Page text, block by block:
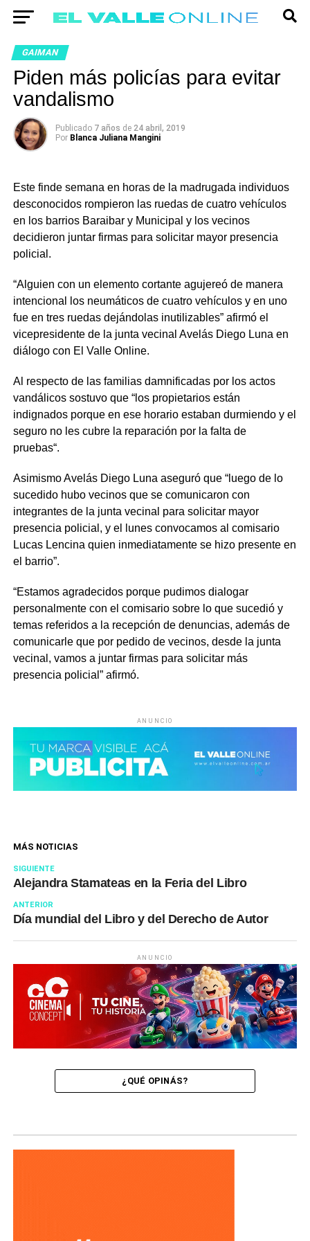
GAIMAN
Piden más policías para evitar
vandalismo
Publicado 7 años de 24 abril, 2019
Por Blanca Juliana Mangini
Este finde semana en horas de la madrugada individuos
desconocidos rompieron las ruedas de cuatro vehículos
en los barrios Baraibar y Municipal y los vecinos
decidieron juntar firmas para solicitar mayor presencia
policial.
“Alguien con un elemento cortante agujereó de manera
intencional los neumáticos de cuatro vehículos y en uno
fue en tres ruedas dejándolas inutilizables” afirmó el
vicepresidente de la junta vecinal Avelás Diego Luna en
diálogo con El Valle Online.
Al respecto de las familias damnificadas por los actos
vandálicos sostuvo que “los propietarios están
indignados porque en ese horario estaban durmiendo y el
seguro no les cubre la reparación por la falta de
pruebas“.
Asimismo Avelás Diego Luna aseguró que “luego de lo
sucedido hubo vecinos que se comunicaron con
integrantes de la junta vecinal para solicitar mayor
presencia policial, y el lunes convocamos al comisario
Lucas Lencina quien inmediatamente se hizo presente en
el barrio”.
“Estamos agradecidos porque pudimos dialogar
personalmente con el comisario sobre lo que sucedió y
temas referidos a la recepción de denuncias, además de
comunicarle que por pedido de vecinos, desde la junta
vecinal, vamos a juntar firmas para solicitar más
presencia policial” afirmó.
ANUNCIO
MÁS NOTICIAS
SIGUIENTE
Alejandra Stamateas en la Feria del Libro
ANTERIOR
Día mundial del Libro y del Derecho de Autor
ANUNCIO
¿QUÉ OPINÁS?